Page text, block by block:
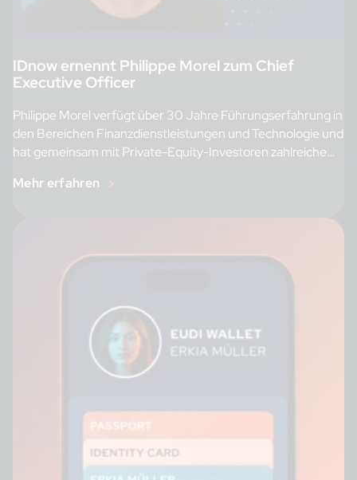
IDnow ernennt Philippe Morel zum Chief
Executive Officer
Philippe Morel verfügt über 30 Jahre Führungserfahrung in
den Bereichen Finanzdienstleistungen und Technologie und
hat gemeinsam mit Private-Equity-Investoren zahlreiche
Mehr erfahren